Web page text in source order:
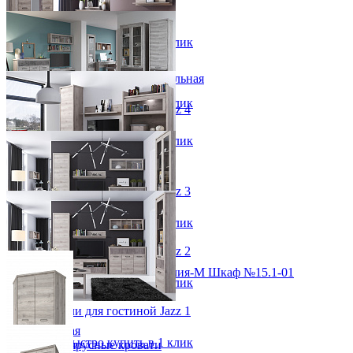
Зеркала для прихожей
Ключницы
Консоли
Наборы в прихожую
Обувницы
Прихожая Вилия-М модульная
Скамьи и банкетки
Тумбы и комоды
Шкафы для прихожей
Модульная прихожая Вилия-М Шкаф №15.1-01
27 648 ₽
Детская
Двухъярусные кровати
Детский гарнитур Jazz 1
от 61 594 ₽
В корзину Быстро купить в 1 клик
Спальный гарнитур Jazz 1
от 95 093 ₽
В корзину Быстро купить в 1 клик
Набор мебели для гостиной Jazz 4
от 109 790 ₽
В корзину Быстро купить в 1 клик
Набор мебели для гостиной Jazz 3
от 50 095 ₽
В корзину Быстро купить в 1 клик
Набор мебели для гостиной Jazz 2
от 83 192 ₽
В корзину Быстро купить в 1 клик
Набор мебели для гостиной Jazz 1
от 87 591 ₽
В корзину
Быстро купить в 1 клик